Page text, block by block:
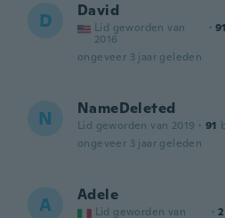
D David
Lid geworden van
2016
· 91
ongeveer 3 jaar geleden
N NameDeleted
Lid geworden van 2019 · 91
ongeveer 3 jaar geleden
A Adele
Lid geworden van
·